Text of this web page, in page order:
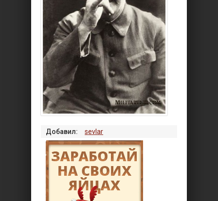
Добавил: sevlar